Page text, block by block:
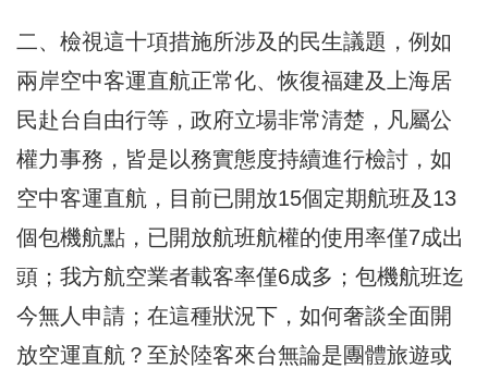
二、檢視這十項措施所涉及的民生議題，例如
兩岸空中客運直航正常化、恢復福建及上海居
民赴台自由行等，政府立場非常清楚，凡屬公
權力事務，皆是以務實態度持續進行檢討，如
空中客運直航，目前已開放15個定期航班及13
個包機航點，已開放航班航權的使用率僅7成出
頭；我方航空業者載客率僅6成多；包機航班迄
今無人申請；在這種狀況下，如何奢談全面開
放空運直航？至於陸客來台無論是團體旅遊或